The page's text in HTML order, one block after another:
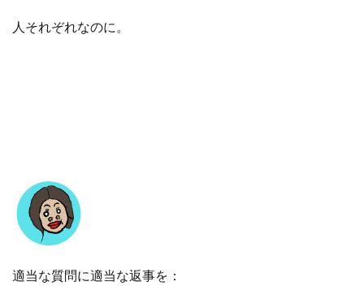
人それぞれなのに。
適当な質問に適当な返事を：